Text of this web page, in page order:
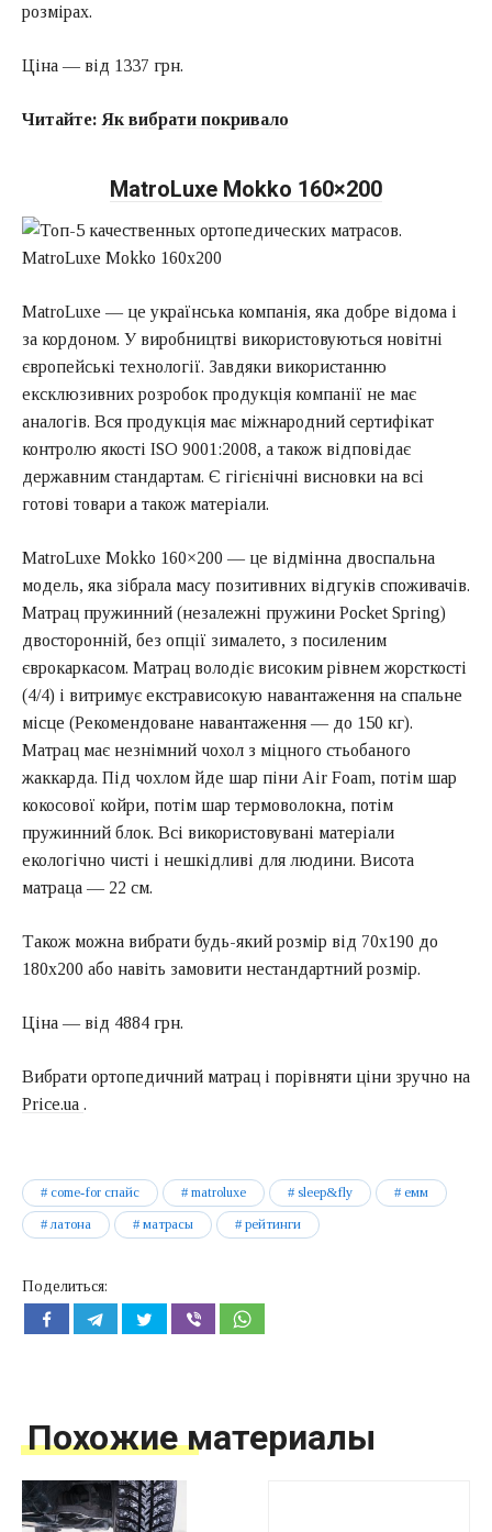
розмірах.
Ціна — від 1337 грн.
Читайте: Як вибрати покривало
MatroLuxe Mokko 160×200
MatroLuxe — це українська компанія, яка добре відома і
за кордоном. У виробництві використовуються новітні
європейські технології. Завдяки використанню
ексклюзивних розробок продукція компанії не має
аналогів. Вся продукція має міжнародний сертифікат
контролю якості ISO 9001:2008, а також відповідає
державним стандартам. Є гігієнічні висновки на всі
готові товари а також матеріали.
MatroLuxe Mokko 160×200 — це відмінна двоспальна
модель, яка зібрала масу позитивних відгуків споживачів.
Матрац пружинний (незалежні пружини Pocket Spring)
двосторонній, без опції зималето, з посиленим
єврокаркасом. Матрац володіє високим рівнем жорсткості
(4/4) і витримує екстрависокую навантаження на спальне
місце (Рекомендоване навантаження — до 150 кг).
Матрац має незнімний чохол з міцного стьобаного
жаккарда. Під чохлом йде шар піни Air Foam, потім шар
кокосової койри, потім шар термоволокна, потім
пружинний блок. Всі використовувані матеріали
екологічно чисті і нешкідливі для людини. Висота
матраца — 22 см.
Також можна вибрати будь-який розмір від 70х190 до
180х200 або навіть замовити нестандартний розмір.
Ціна — від 4884 грн.
Вибрати ортопедичний матрац і порівняти ціни зручно на
Price.ua .
come-for спайс matroluxe sleep&fly емм
латона матрасы рейтинги
Поделиться:
Похожие материалы